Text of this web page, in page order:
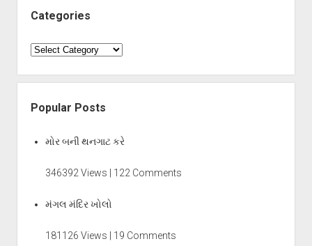
Categories
Categories
Popular Posts
મોર બની થનગાટ કરે
346392 Views | 122 Comments
મંગલ મંદિર ખોલો
181126 Views | 19 Comments